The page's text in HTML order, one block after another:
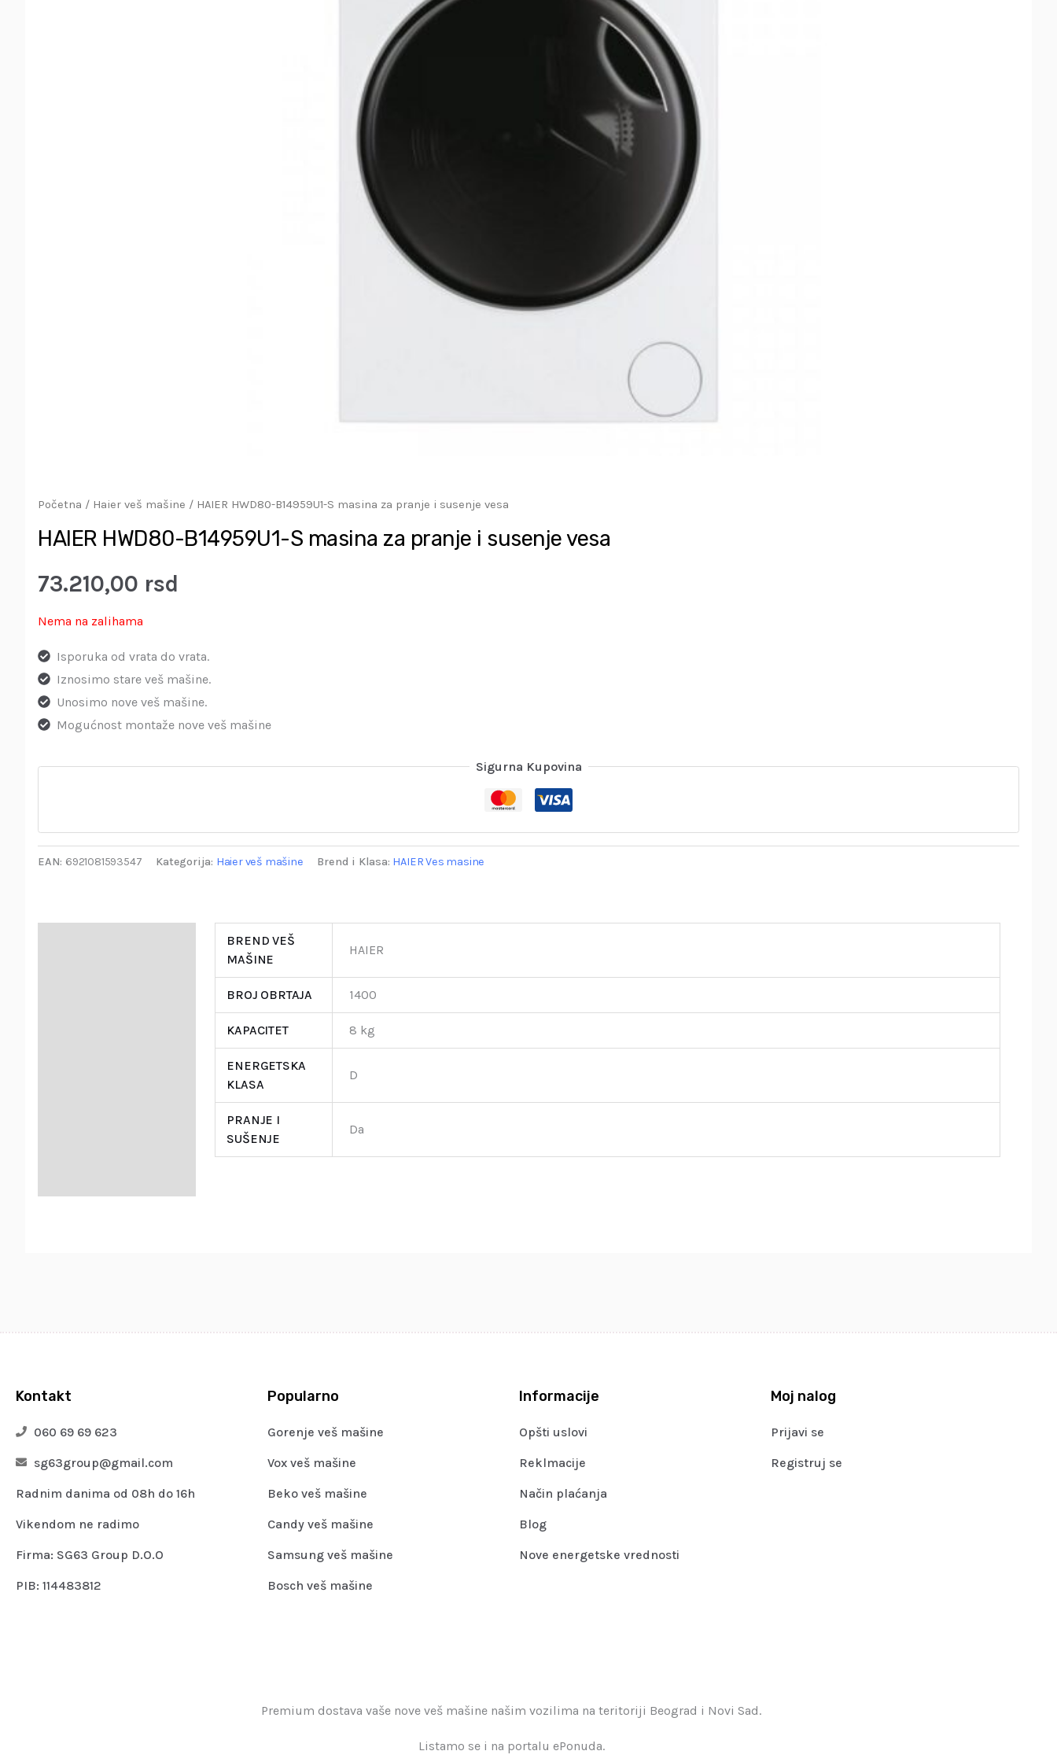
Početna / Haier veš mašine / HAIER HWD80-B14959U1-S masina za pranje i susenje vesa
HAIER HWD80-B14959U1-S masina za pranje i susenje vesa
73.210,00 rsd
Nema na zalihama
Isporuka od vrata do vrata.
Iznosimo stare veš mašine.
Unosimo nove veš mašine.
Mogućnost montaže nove veš mašine
Sigurna Kupovina
EAN: 6921081593547 Kategorija: Haier veš mašine Brend i Klasa: HAIER Ves masine
BREND VEŠ
MAŠINE
HAIER
BROJ OBRTAJA 1400
KAPACITET 8 kg
ENERGETSKA
KLASA
D
PRANJE I
SUŠENJE
Da
Kontakt
060 69 69 623
sg63group@gmail.com
Radnim danima od 08h do 16h
Vikendom ne radimo
Firma: SG63 Group D.O.O
PIB: 114483812
Popularno
Gorenje veš mašine
Vox veš mašine
Beko veš mašine
Candy veš mašine
Samsung veš mašine
Bosch veš mašine
Informacije
Opšti uslovi
Reklmacije
Način plaćanja
Blog
Nove energetske vrednosti
Moj nalog
Prijavi se
Registruj se
Premium dostava vaše nove veš mašine našim vozilima na teritoriji Beograd i Novi Sad.
Listamo se i na portalu ePonuda.